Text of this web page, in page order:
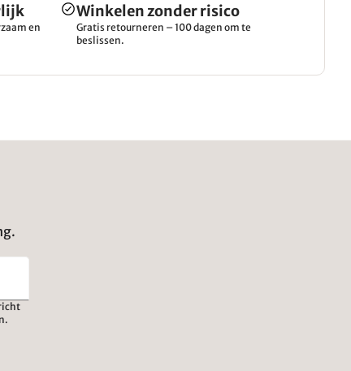
en
Winkelen zonder risico
Gratis retourneren – 100 dagen om te
beslissen.